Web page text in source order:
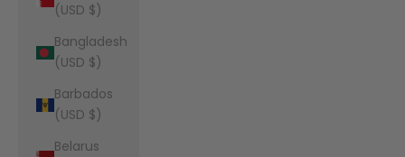
(USD $)
Bangladesh
(USD $)
Barbados
(USD $)
Belarus